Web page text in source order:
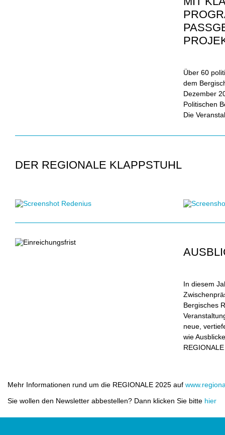
Über 60
dem
Dezember
Politischen
Die
DER REGIONALE KLAPPSTUHL
In diesem
Bergisches
neue,
wie
Mehr Informationen rund um die REGIONALE 2025 auf
Sie wollen den Newsletter abbestellen? Dann klicken Sie bitte hier